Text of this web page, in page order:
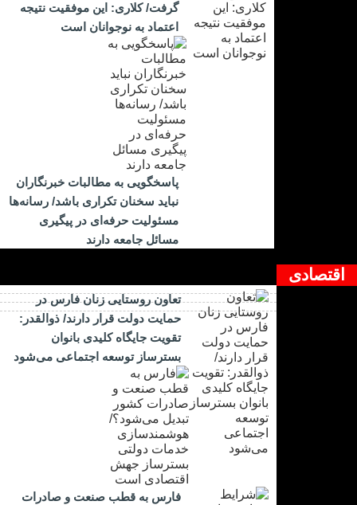
گرفت/ کلاری: این موفقیت نتیجه
اعتماد به نوجوانان است
پاسخگویی به مطالبات خبرنگاران
نباید سخنان تکراری باشد/ رسانه‌ها
مسئولیت حرفه‌ای در پیگیری
مسائل جامعه دارند
اقتصادی
تعاون روستایی زنان فارس در
حمایت دولت قرار دارند/ ذوالقدر:
تقویت جایگاه کلیدی بانوان
بسترساز توسعه اجتماعی می‌شود
فارس به قطب صنعت و صادرات